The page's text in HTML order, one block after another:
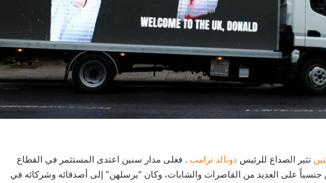
تثير الصداع للرئيس دونالد ترامب . فعلى مدار سنين اعتدى المستثمر في القطاع
على العديد من القاصرات والشابات، وكان “يرسلهن” إلى أصدقائه وشركائه في